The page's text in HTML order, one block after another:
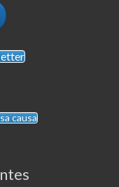
causa